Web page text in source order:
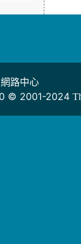
路中心
© 2001-2024